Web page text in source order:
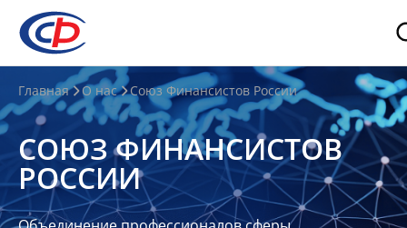
О
нас
О
СФР
Совет
Главная О нас Союз Финансистов России
СОЮЗ ФИНАНСИСТОВ
РОССИИ